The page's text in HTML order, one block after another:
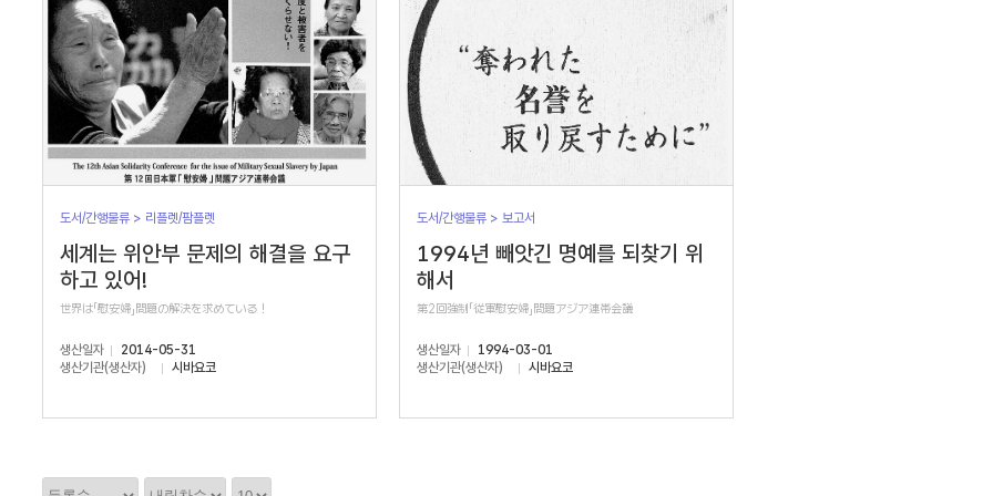
도서/간행물류 > 리플렛/팜플렛
세계는 위안부 문제의 해결을 요구
하고 있어!
世界は「慰安婦」問題の解決を求めている！
생산일자
2014-05-31
생산기관(생산자)
시바요코
도서/간행물류 > 보고서
1994년 빼앗긴 명예를 되찾기 위
해서
第2回強制「従軍慰安婦」問題アジア連帯会議
생산일자
1994-03-01
생산기관(생산자)
시바요코
정
정
정